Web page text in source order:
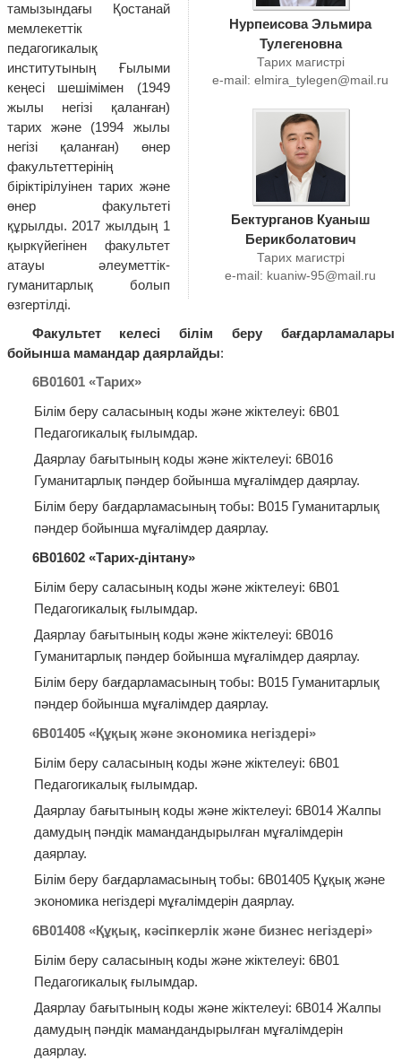
Нурпеисова Эльмира
Тулегеновна
Тарих магистрі
e-mail: elmira_tylegen@mail.ru
Бектурганов Куаныш
Берикболатович
Тарих магистрі
e-mail: kuaniw-95@mail.ru
тамызындағы Қостанай
мемлекеттік
педагогикалық
институтының Ғылыми
кеңесі шешімімен (1949
жылы негізі қаланған)
тарих және (1994 жылы
негізі қаланған) өнер
факультеттерінің
біріктірілуінен тарих және
өнер факультеті
құрылды. 2017 жылдың 1
қыркүйегінен факультет
атауы әлеуметтік-
гуманитарлық болып
өзгертілді.
Факультет келесі білім беру бағдарламалары
бойынша мамандар даярлайды:
6В01601 «Тарих»
Білім беру саласының коды және жіктелеуі: 6В01
Педагогикалық ғылымдар.
Даярлау бағытының коды және жіктелеуі: 6В016
Гуманитарлық пәндер бойынша мұғалімдер даярлау.
Білім беру бағдарламасының тобы: В015 Гуманитарлық
пәндер бойынша мұғалімдер даярлау.
6В01602 «Тарих-дінтану»
Білім беру саласының коды және жіктелеуі: 6В01
Педагогикалық ғылымдар.
Даярлау бағытының коды және жіктелеуі: 6В016
Гуманитарлық пәндер бойынша мұғалімдер даярлау.
Білім беру бағдарламасының тобы: В015 Гуманитарлық
пәндер бойынша мұғалімдер даярлау.
6В01405 «Құқық және экономика негіздері»
Білім беру саласының коды және жіктелеуі: 6В01
Педагогикалық ғылымдар.
Даярлау бағытының коды және жіктелеуі: 6В014 Жалпы
дамудың пәндік мамандандырылған мұғалімдерін
даярлау.
Білім беру бағдарламасының тобы: 6В01405 Құқық және
экономика негіздері мұғалімдерін даярлау.
6В01408 «Құқық, кәсіпкерлік жәнебизнеснегіздері»
Білім беру саласының коды және жіктелеуі: 6В01
Педагогикалық ғылымдар.
Даярлау бағытының коды және жіктелеуі: 6В014 Жалпы
дамудың пәндік мамандандырылған мұғалімдерін
даярлау.